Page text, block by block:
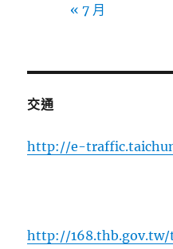
« 7 月
交通
http://e-
http://